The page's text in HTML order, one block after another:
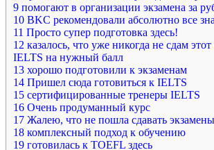
9 помогают в организации экзамена за
10 BKC рекомендовали абсолютно все
11 Просто супер подготовка здесь!
12 казалось, что уже никогда не сдам
IELTS на нужный балл
13 хорошо подготовили к экзаменам
14 Пришел сюда готовиться к IELTS
15 сертифицированные тренеры IELTS
16 Очень продуманный курс
17 Жалею, что не пошла сдавать
18 комплексный подход к обучению
19 готовилась к TOEFL здесь